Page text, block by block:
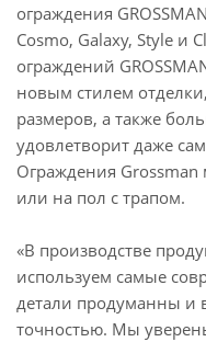
ограждения
Cosmo, Galaxy, Style и
ограждений
новым стилем
размеров, а также
удовлетворит даже
Ограждения
или на пол с трапом.
«В производстве
используем самые
детали продуманны и
точностью. Мы